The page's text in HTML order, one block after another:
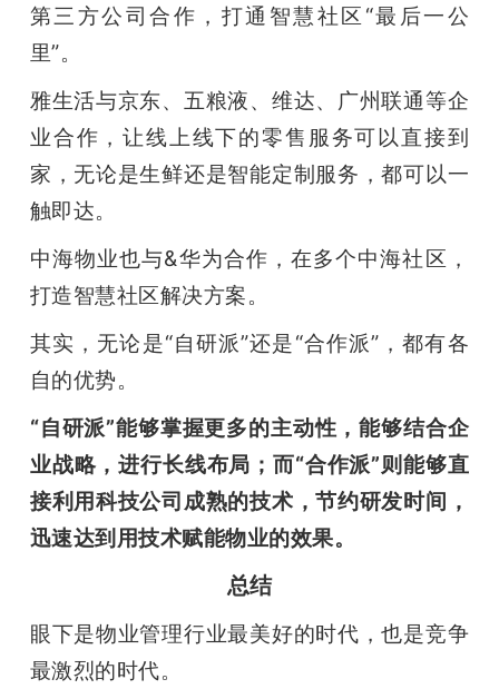
第三方公司合作，打通智慧社区“最后一公
里”。
雅生活与京东、五粮液、维达、广州联通等企
业合作，让线上线下的零售服务可以直接到
家，无论是生鲜还是智能定制服务，都可以一
触即达。
中海物业也与&华为合作，在多个中海社区，
打造智慧社区解决方案。
其实，无论是“自研派”还是“合作派”，都有各
自的优势。
“自研派”能够掌握更多的主动性，能够结合企
业战略，进行长线布局；而“合作派”则能够直
接利用科技公司成熟的技术，节约研发时间，
迅速达到用技术赋能物业的效果。
总结
眼下是物业管理行业最美好的时代，也是竞争
最激烈的时代。